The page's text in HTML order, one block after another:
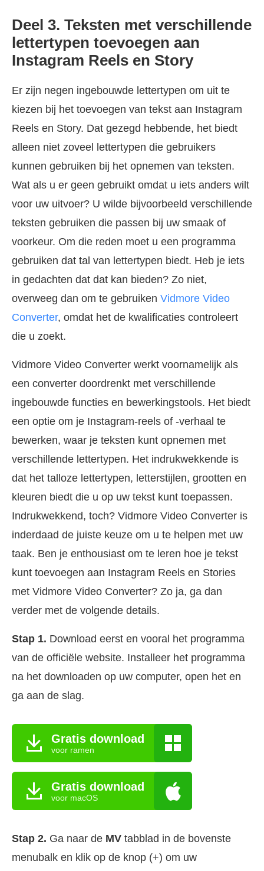
Deel 3. Teksten met verschillende
lettertypen toevoegen aan
Instagram Reels en Story
Er zijn negen ingebouwde lettertypen om uit te
kiezen bij het toevoegen van tekst aan Instagram
Reels en Story. Dat gezegd hebbende, het biedt
alleen niet zoveel lettertypen die gebruikers
kunnen gebruiken bij het opnemen van teksten.
Wat als u er geen gebruikt omdat u iets anders wilt
voor uw uitvoer? U wilde bijvoorbeeld verschillende
teksten gebruiken die passen bij uw smaak of
voorkeur. Om die reden moet u een programma
gebruiken dat tal van lettertypen biedt. Heb je iets
in gedachten dat dat kan bieden? Zo niet,
overweeg dan om te gebruiken Vidmore Video
Converter, omdat het de kwalificaties controleert
die u zoekt.
Vidmore Video Converter werkt voornamelijk als
een converter doordrenkt met verschillende
ingebouwde functies en bewerkingstools. Het biedt
een optie om je Instagram-reels of -verhaal te
bewerken, waar je teksten kunt opnemen met
verschillende lettertypen. Het indrukwekkende is
dat het talloze lettertypen, letterstijlen, grootten en
kleuren biedt die u op uw tekst kunt toepassen.
Indrukwekkend, toch? Vidmore Video Converter is
inderdaad de juiste keuze om u te helpen met uw
taak. Ben je enthousiast om te leren hoe je tekst
kunt toevoegen aan Instagram Reels en Stories
met Vidmore Video Converter? Zo ja, ga dan
verder met de volgende details.
Stap 1. Download eerst en vooral het programma
van de officiële website. Installeer het programma
na het downloaden op uw computer, open het en
ga aan de slag.
Gratis download
voor ramen
Gratis download
voor macOS
Stap 2. Ga naar de MV tabblad in de bovenste
menubalk en klik op de knop (+) om uw